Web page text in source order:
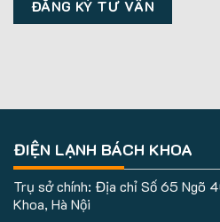
ĐIỆN LẠNH BÁCH KHOA
Trụ sở chính: Địa chỉ Số 65 Ngõ
Khoa, Hà Nội